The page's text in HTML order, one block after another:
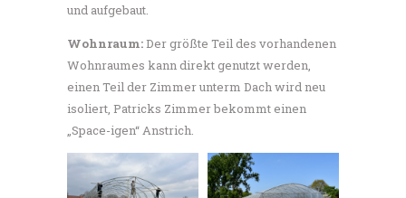
und aufgebaut.
Wohnraum:Der größte Teil des vorhandenen
Wohnraumes kann direkt genutzt werden,
einen Teil der Zimmer unterm Dach wird neu
isoliert, Patricks Zimmer bekommt einen
„Space-igen“ Anstrich.